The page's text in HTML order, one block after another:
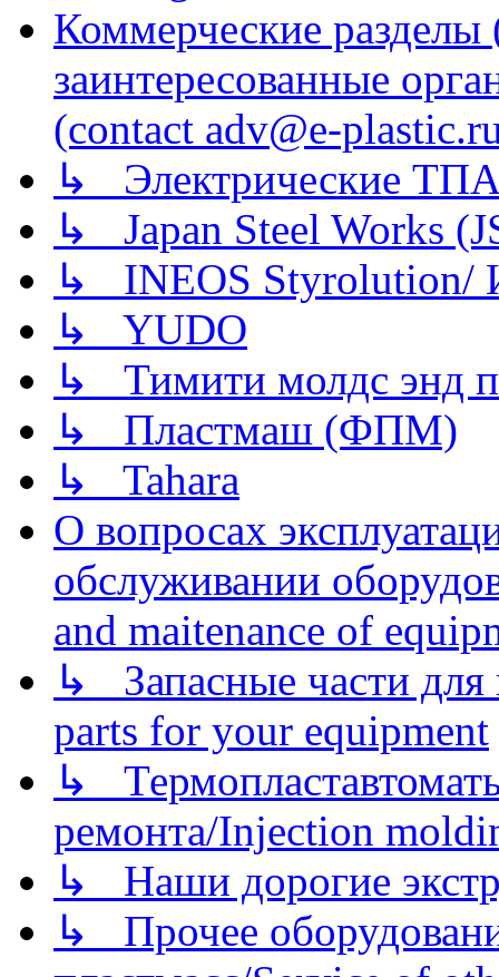
Коммерческие
заинтересованные
(contact adv@e-
↳ Электрические
↳ Japan Steel Works
↳ INEOS
↳ YUDO
↳ Тимити молдс энд
↳ Пластмаш (ФПМ)
↳ Tahara
О вопросах
обслуживании
and maitenance of
↳ Запасные части для
parts for your equipment
↳
ремонта/Injection
↳ Наши дорогие
↳ Прочее